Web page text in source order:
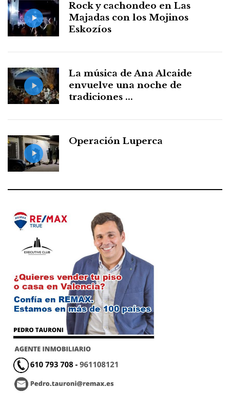
Rock y cachondeo en Las
Majadas con los Mojinos
Eskozíos
La música de Ana Alcaide
envuelve una noche de
tradiciones ...
Operación Luperca